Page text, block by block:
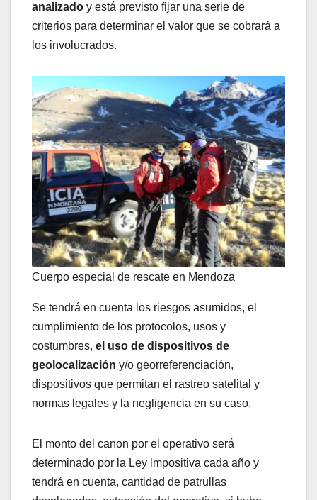
analizado y está previsto fijar una serie de
criterios para determinar el valor que se cobrará a
los involucrados.
Cuerpo especial de rescate en Mendoza
Se tendrá en cuenta los riesgos asumidos, el
cumplimiento de los protocolos, usos y
costumbres, el uso de dispositivos de
geolocalización y/o georreferenciación,
dispositivos que permitan el rastreo satelital y
normas legales y la negligencia en su caso.
El monto del canon por el operativo será
determinado por la Ley lmpositiva cada año y
tendrá en cuenta, cantidad de patrullas